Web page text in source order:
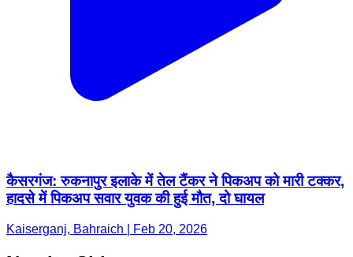
कैसरगंज: रुकनापुर इलाके में तेल टैंकर ने पिकअप को मारी टक्कर,
हादसे में पिकअप सवार युवक की हुई मौत, दो घायल
Kaiserganj, Bahraich | Feb 20, 2026